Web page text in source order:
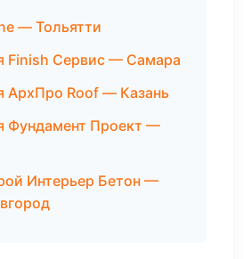
— Тольятти
Finish Сервис — Самара
АрхПро Roof — Казань
Фундамент Проект —
Интерьер Бетон —